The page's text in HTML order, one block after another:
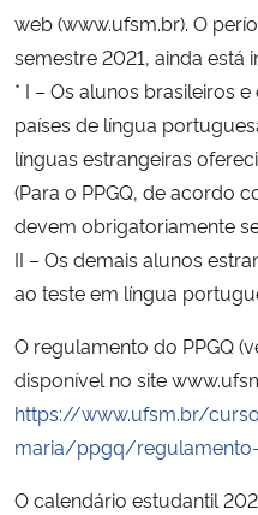
web (www.ufsm.br). O
semestre 2021, ainda está
* I – Os alunos brasileiros
países de língua
línguas estrangeiras
(Para o PPGQ, de acordo
devem obrigatoriamente
II – Os demais alunos
ao teste em língua
O regulamento do PPGQ
disponível no site
https://www.ufsm.br/
maria/ppgq/
O calendário estudantil